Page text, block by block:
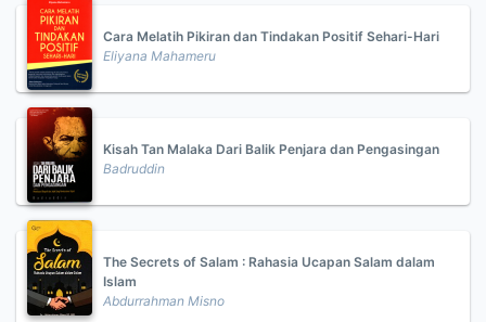
Cara Melatih Pikiran dan Tindakan Positif Sehari-Hari
Eliyana Mahameru
Kisah Tan Malaka Dari Balik Penjara dan Pengasingan
Badruddin
The Secrets of Salam : Rahasia Ucapan Salam dalam
Islam
Abdurrahman Misno